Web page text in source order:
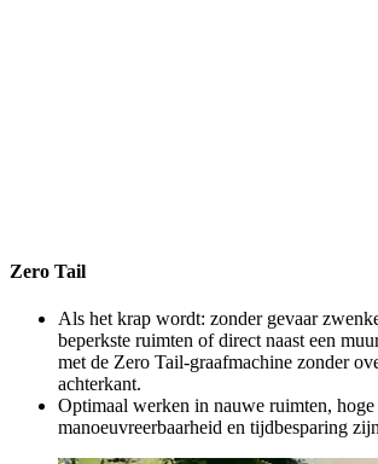
Zero Tail
Als het krap wordt: zonder gevaar
beperkste ruimten of direct naast een
met de Zero Tail-graafmachine zonder
achterkant.
Optimaal werken in nauwe ruimten, hoge
manoeuvreerbaarheid en tijdbesparing